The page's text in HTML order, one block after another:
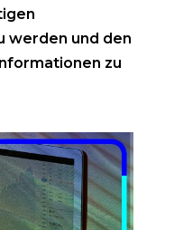
werden und den
zu